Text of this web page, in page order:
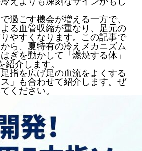
過ごす機会が増える一方で、
る血管収縮が重なり、足元の
やすくなります。この記事で
ら、夏特有の冷えメカニズム
ぎを動かして「燃焼する体」
紹介します。
指を広げ足の血流をよくする
ス」も合わせて紹介します。ぜ
ください。